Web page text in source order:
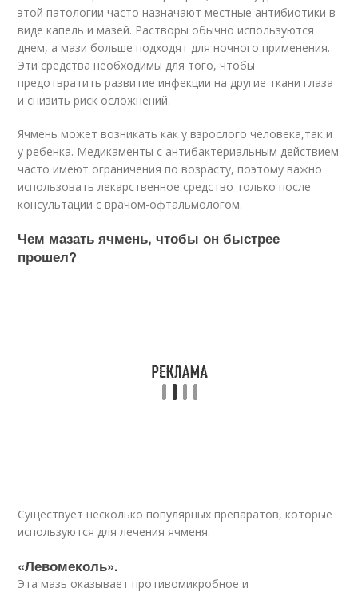
этой патологии часто назначают местные антибиотики в
виде капель и мазей. Растворы обычно используются
днем, а мази больше подходят для ночного применения.
Эти средства необходимы для того, чтобы
предотвратить развитие инфекции на другие ткани глаза
и снизить риск осложнений.
Ячмень может возникать как у взрослого человека,так и
у ребенка. Медикаменты с антибактериальным действием
часто имеют ограничения по возрасту, поэтому важно
использовать лекарственное средство только после
консультации с врачом-офтальмологом.
Чем мазать ячмень, чтобы он быстрее
прошел?
Существует несколько популярных препаратов, которые
используются для лечения ячменя.
«Левомеколь».
Эта мазь оказывает противомикробное и